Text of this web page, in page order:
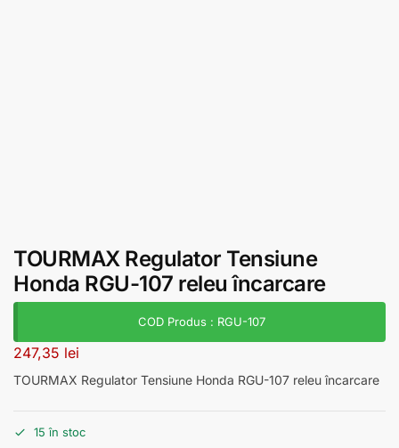
TOURMAX Regulator Tensiune
Honda RGU-107 releu încarcare
COD Produs : RGU-107
247,35 lei
TOURMAX Regulator Tensiune Honda RGU-107 releu încarcare
15 în stoc